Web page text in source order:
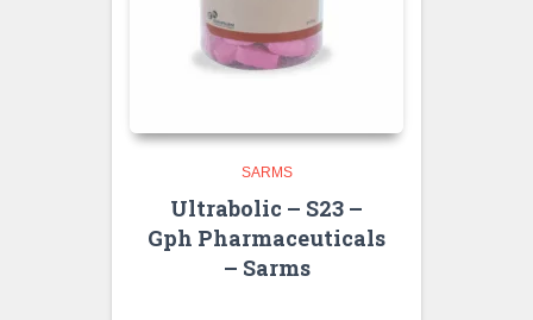
SARMS
Ultrabolic – S23 –
Gph Pharmaceuticals
– Sarms